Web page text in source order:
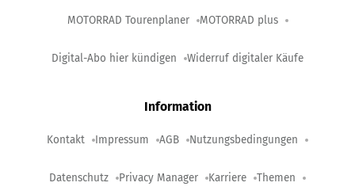
MOTORRAD Tourenplaner MOTORRAD plus
Digital-Abo hier kündigen Widerruf digitaler Käufe
Information
Kontakt Impressum AGB Nutzungsbedingungen
Datenschutz Privacy Manager Karriere Themen